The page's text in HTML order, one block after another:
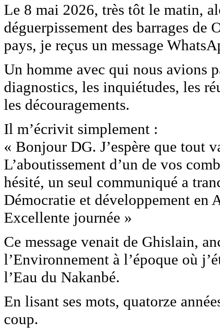
Le 8 mai 2026, très tôt le matin,
déguerpissement des barrages
pays, je reçus un message
Un homme avec qui nous avions
diagnostics, les inquiétudes, les
les découragements.
Il m’écrivit simplement :
« Bonjour DG. J’espère que tout
L’aboutissement d’un de vos
hésité, un seul communiqué a
Démocratie et développement en
Excellente journée »
Ce message venait de Ghislain,
l’Environnement à l’époque où
l’Eau du Nakanbé.
En lisant ses mots, quatorze
coup.